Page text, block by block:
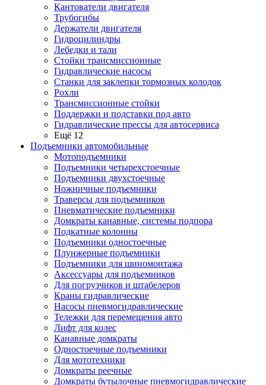
Кантователи двигателя
Трубогибы
Держатели двигателя
Гидроцилиндры
Лебедки и тали
Стойки трансмиссионные
Гидравлические насосы
Cтанки для заклепки тормозных колодок
Рохли
Трансмиссионные стойки
Поддержки и подставки под авто
Гидравлические прессы для автосервиса
Ещё 12
Подъемники автомобильные
Мотоподъемники
Подъемники четырехстоечные
Подъемники двухстоечные
Ножничные подъемники
Траверсы для подъемников
Пневматические подъемники
Домкраты канавные, системы подпора
Подкатные колонны
Подъемники одностоечные
Плунжерные подъемники
Подъемники для шиномонтажа
Аксессуары для подъемников
Для погрузчиков и штабелеров
Краны гидравлические
Насосы пневмогидравлические
Тележки для перемещения авто
Лифт для колес
Канавные домкраты
Одностоечные подъемники
Для мототехники
Домкраты реечные
Домкраты бутылочные пневмогидравлические